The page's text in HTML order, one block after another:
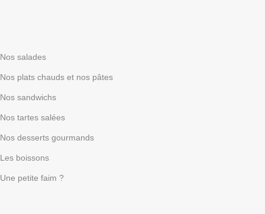
Nos salades
Nos plats chauds et nos pâtes
Nos sandwichs
Nos tartes salées
Nos desserts gourmands
Les boissons
Une petite faim ?